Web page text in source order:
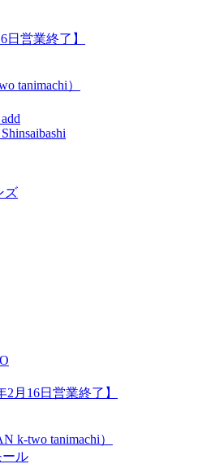
営業終了】
tanimachi）
ズ
月16日営業終了】
k-two tanimachi）
ル